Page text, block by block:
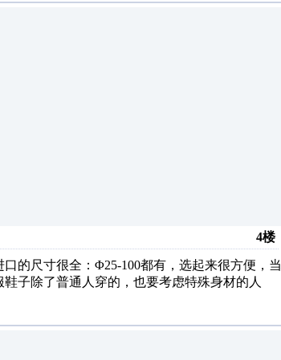
4楼
的尺寸很全：Φ25-100都有，选起来很方便，当
子除了普通人穿的，也要考虑特殊身材的人